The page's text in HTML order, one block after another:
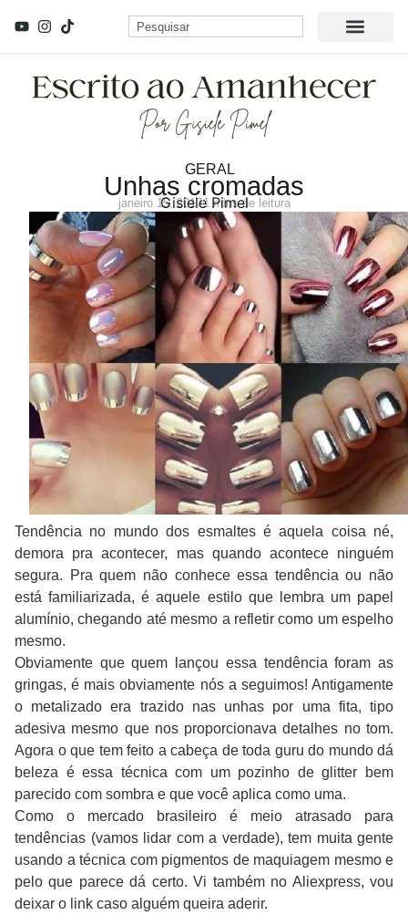
GERAL
Unhas cromadas
Gisiele Pimel
janeiro 15, 20171 mins de leitura
Tendência no mundo dos esmaltes é aquela coisa né,
demora pra acontecer, mas quando acontece ninguém
segura. Pra quem não conhece essa tendência ou não
está familiarizada, é aquele estilo que lembra um papel
alumínio, chegando até mesmo a refletir como um espelho
mesmo.
Obviamente que quem lançou essa tendência foram as
gringas, é mais obviamente nós a seguimos! Antigamente
o metalizado era trazido nas unhas por uma fita, tipo
adesiva mesmo que nos proporcionava detalhes no tom.
Agora o que tem feito a cabeça de toda guru do mundo dá
beleza é essa técnica com um pozinho de glitter bem
parecido com sombra e que você aplica como uma.
Como o mercado brasileiro é meio atrasado para
tendências (vamos lidar com a verdade), tem muita gente
usando a técnica com pigmentos de maquiagem mesmo e
pelo que parece dá certo. Vi também no Aliexpress, vou
deixar o link caso alguém queira aderir.